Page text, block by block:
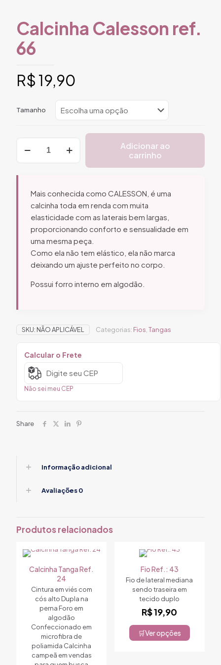
Calcinha Calesson ref.
66
R$ 19,90
Tamanho
Calesson
Adicionar ao
carrinho
Mais conhecida como CALESSON, é uma
calcinha toda em renda com muita
elasticidade com as laterais bem largas,
proporcionando conforto e sensualidade em
uma mesma peça.
Como ela não tem elástico, ela não marca
deixando um ajuste perfeito no corpo.
Possui forro interno em algodão.
SKU: NÃO APLICÁVEL Categorias: Fios Tangas
Calcular o Frete
Não sei meu CEP
Share
Informação adicional
Avaliações0
Produtos relacionados
Calcinha Tanga Ref.
24
Cintura em viés com
cós alto Dupla na
perna Foro em
algodão
Confeccionado em
microfibra de
poliamida Calcinha
campeã em vendas
Fio Ref.: 43
Fio de lateral mediana
sendo traseira em
tecido duplo
R$19,90
Ver opções
Este